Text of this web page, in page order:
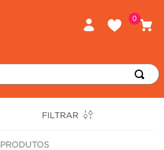
0
FILTRAR
PRODUTOS